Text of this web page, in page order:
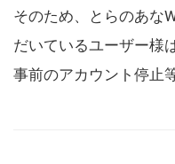
そのため、とらのあな
だいているユーザー様
事前のアカウント停止